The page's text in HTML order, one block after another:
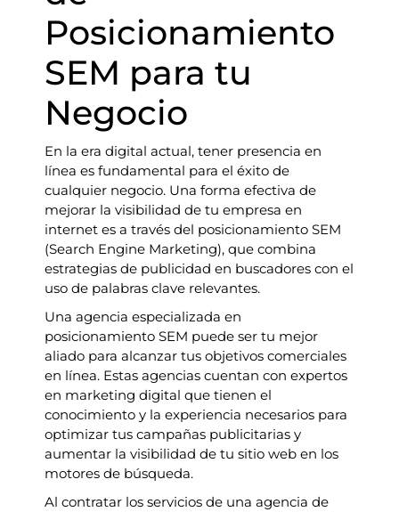
Posicionamiento
SEM para tu
Negocio
En la era digital actual, tener presencia en
línea es fundamental para el éxito de
cualquier negocio. Una forma efectiva de
mejorar la visibilidad de tu empresa en
internet es a través del posicionamiento SEM
(Search Engine Marketing), que combina
estrategias de publicidad en buscadores con el
uso de palabras clave relevantes.
Una agencia especializada en
posicionamiento SEM puede ser tu mejor
aliado para alcanzar tus objetivos comerciales
en línea. Estas agencias cuentan con expertos
en marketing digital que tienen el
conocimiento y la experiencia necesarios para
optimizar tus campañas publicitarias y
aumentar la visibilidad de tu sitio web en los
motores de búsqueda.
Al contratar los servicios de una agencia de